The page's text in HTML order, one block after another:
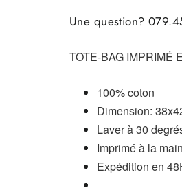
Une question?
TOTE-BAG IMPRIMÉ
100% coton
Dimension:
Laver à 30
Imprimé à la
Expédition en